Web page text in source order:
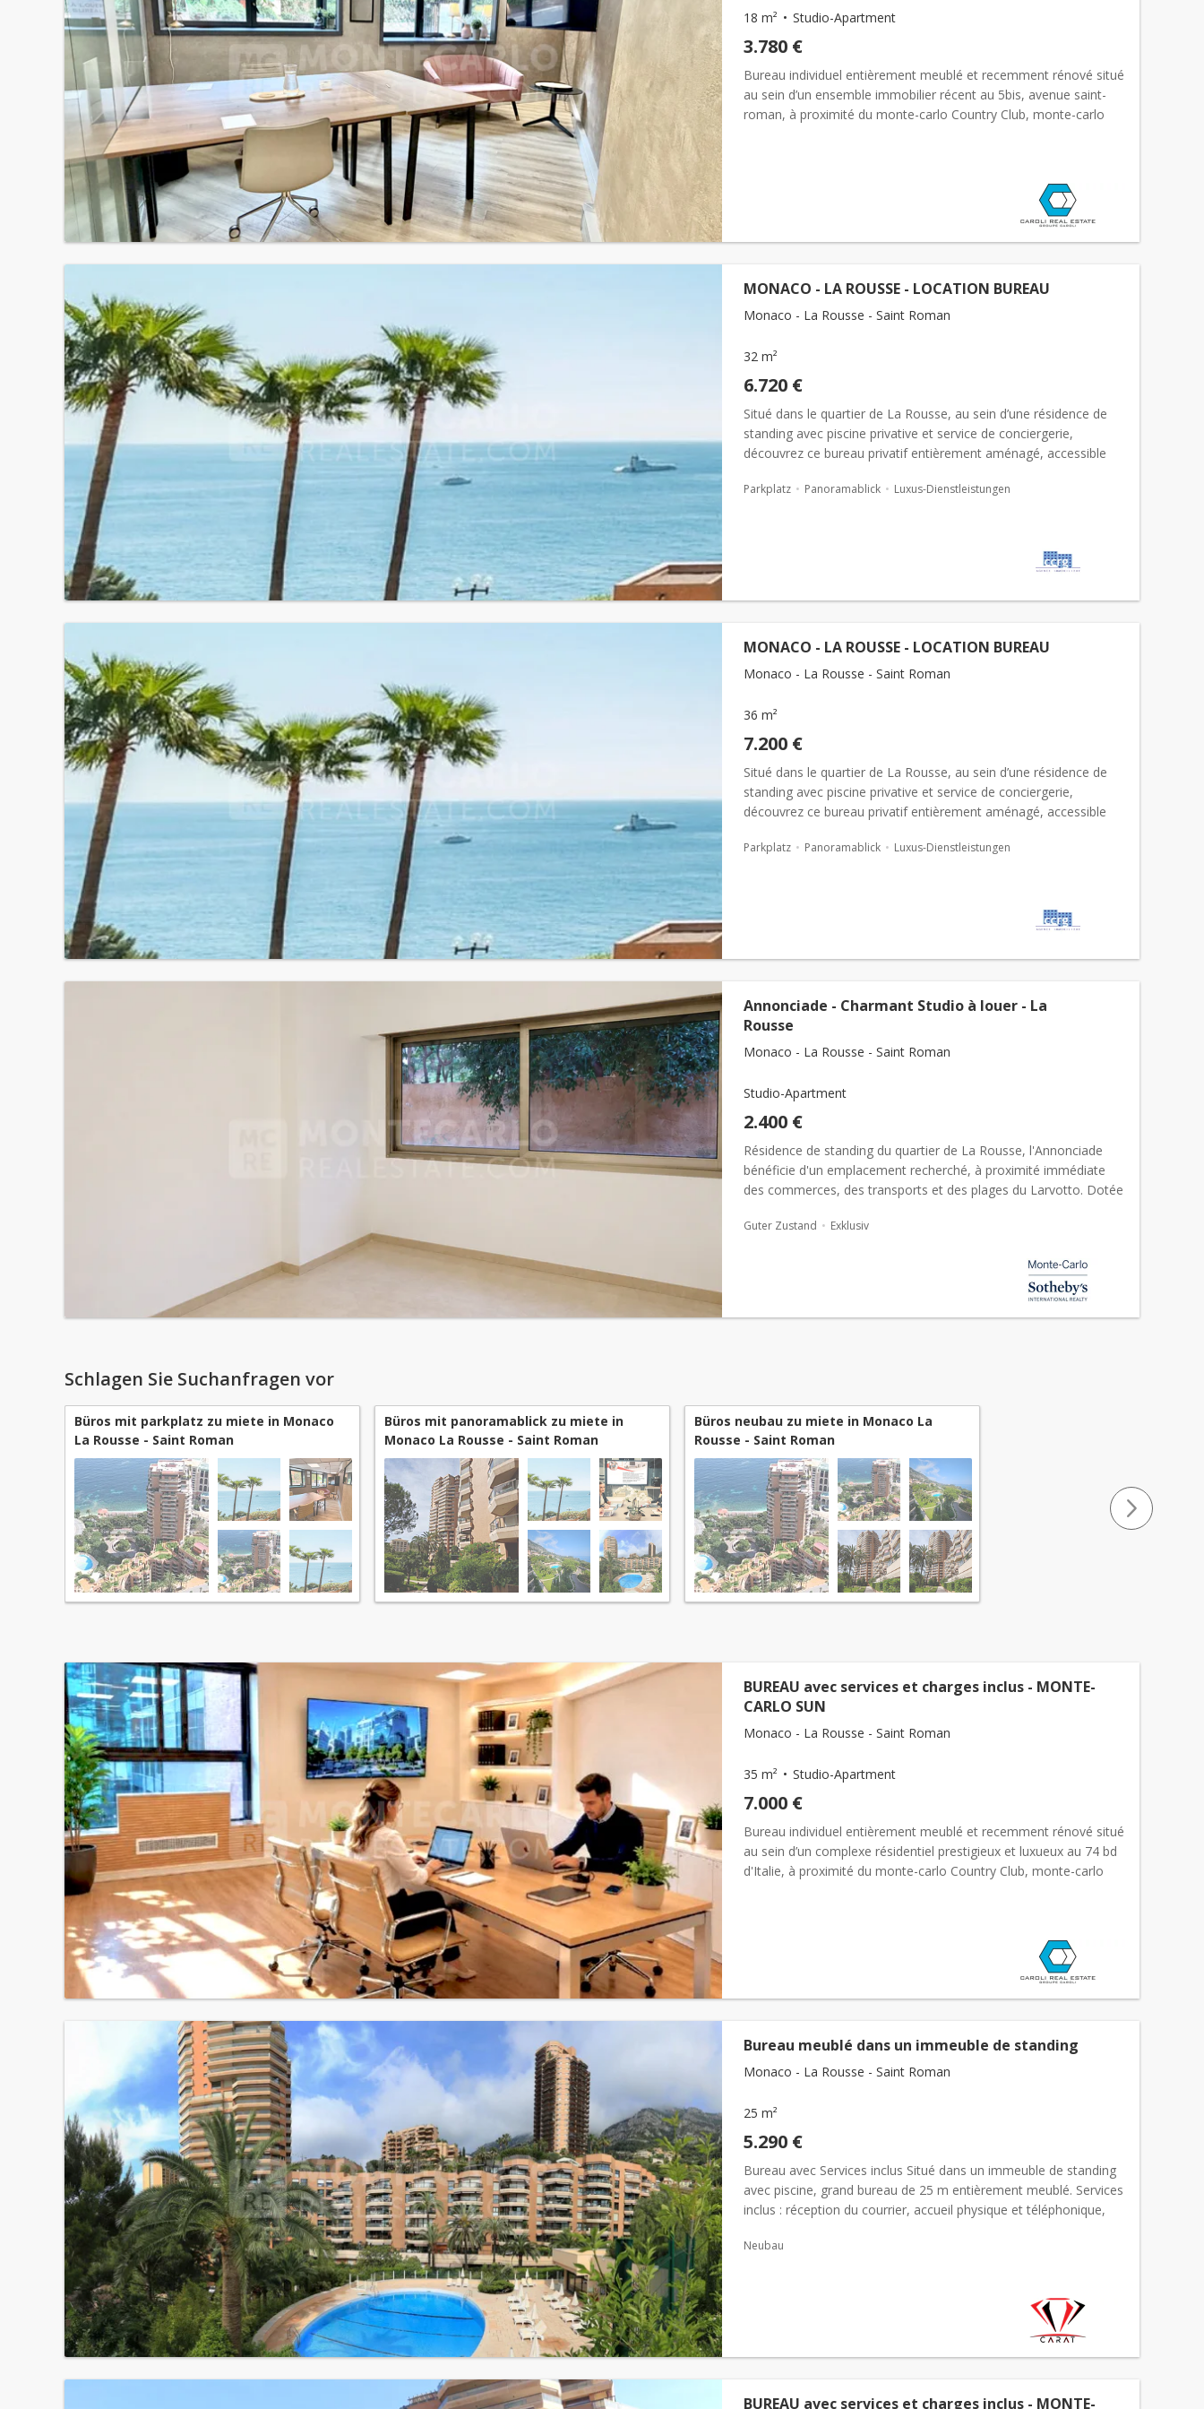
18 m² Studio-Apartment
3.780 €
Bureau individuel entièrement meublé et recemment rénové situé
au sein d’un ensemble immobilier récent au 5bis, avenue saint-
roman, à proximité du monte-carlo Country Club, monte-carlo
MONACO - LA ROUSSE - LOCATION BUREAU
Monaco - La Rousse - Saint Roman
32 m²
6.720 €
Situé dans le quartier de La Rousse, au sein d’une résidence de
standing avec piscine privative et service de conciergerie,
découvrez ce bureau privatif entièrement aménagé, accessible
Parkplatz Panoramablick Luxus-Dienstleistungen
MONACO - LA ROUSSE - LOCATION BUREAU
Monaco - La Rousse - Saint Roman
36 m²
7.200 €
Situé dans le quartier de La Rousse, au sein d’une résidence de
standing avec piscine privative et service de conciergerie,
découvrez ce bureau privatif entièrement aménagé, accessible
Parkplatz Panoramablick Luxus-Dienstleistungen
Annonciade - Charmant Studio à louer - La
Rousse
Monaco - La Rousse - Saint Roman
Studio-Apartment
2.400 €
Résidence de standing du quartier de La Rousse, l'Annonciade
bénéficie d'un emplacement recherché, à proximité immédiate
des commerces, des transports et des plages du Larvotto. Dotée
Guter Zustand Exklusiv
Schlagen Sie Suchanfragen vor
Büros mit parkplatz zu miete in Monaco
La Rousse - Saint Roman
Büros mit panoramablick zu miete in
Monaco La Rousse - Saint Roman
Büros neubau zu miete in Monaco La
Rousse - Saint Roman
BUREAU avec services et charges inclus - MONTE-
CARLO SUN
Monaco - La Rousse - Saint Roman
35 m² Studio-Apartment
7.000 €
Bureau individuel entièrement meublé et recemment rénové situé
au sein d’un complexe résidentiel prestigieux et luxueux au 74 bd
d'Italie, à proximité du monte-carlo Country Club, monte-carlo
Bureau meublé dans un immeuble de standing
Monaco - La Rousse - Saint Roman
25 m²
5.290 €
Bureau avec Services inclus Situé dans un immeuble de standing
avec piscine, grand bureau de 25 m entièrement meublé. Services
inclus : réception du courrier, accueil physique et téléphonique,
Neubau
BUREAU avec services et charges inclus - MONTE-